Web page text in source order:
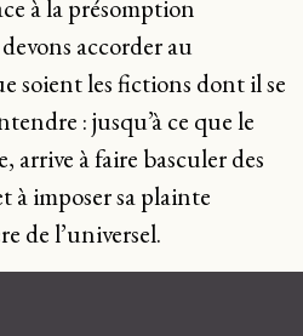
à la présomption
accorder au
soient les fictions dont il se
: jusqu’à ce que le
à faire basculer des
à imposer sa plainte
de l’universel.